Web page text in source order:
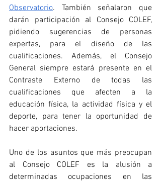
Observatorio. También señalaron que
darán participación al Consejo COLEF,
pidiendo sugerencias de personas
expertas, para el diseño de las
cualificaciones. Además, el Consejo
General siempre estará presente en el
Contraste Externo de todas las
cualificaciones que afecten a la
educación física, la actividad física y el
deporte, para tener la oportunidad de
hacer aportaciones.
Uno de los asuntos que más preocupan
al Consejo COLEF es la alusión a
determinadas ocupaciones en las